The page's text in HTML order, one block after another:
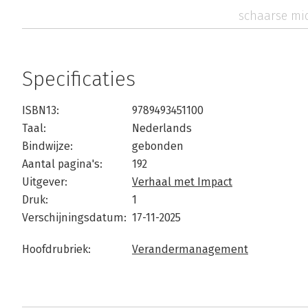
schaarse
Specificaties
ISBN13:
9789493451100
Taal:
Nederlands
Bindwijze:
gebonden
Aantal pagina's:
192
Uitgever:
Verhaal met Impact
Druk:
1
Verschijningsdatum: 17-11-2025
Hoofdrubriek: Verandermanagement